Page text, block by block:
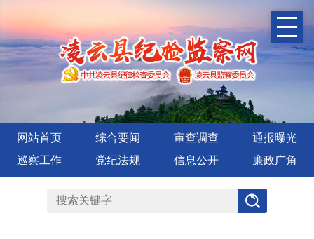
网站首页 综合要闻 审查调查
通报曝光
巡察工作
党纪法规 信息公开 廉政广角